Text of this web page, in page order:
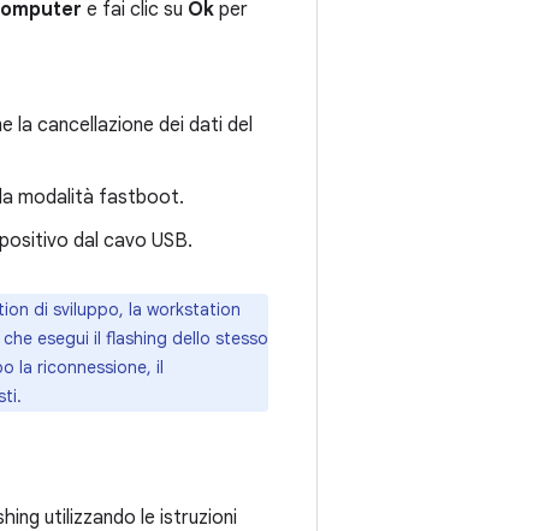
e fai clic su Ok per
la cancellazione dei dati del
modalità fastboot.
dal cavo USB.
di sviluppo, la workstation
esegui il flashing dello stesso
la riconnessione, il
utilizzando le istruzioni